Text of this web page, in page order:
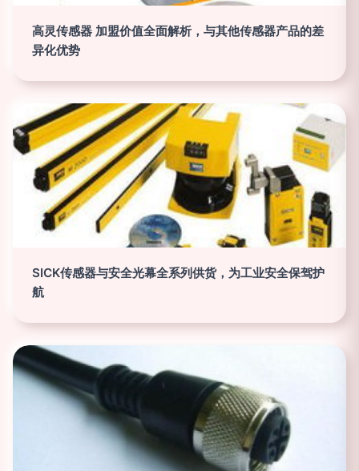
高灵传感器 加盟价值全面解析，与其他传感器产品的差
异化优势
SICK传感器与安全光幕全系列供货，为工业安全保驾护
航